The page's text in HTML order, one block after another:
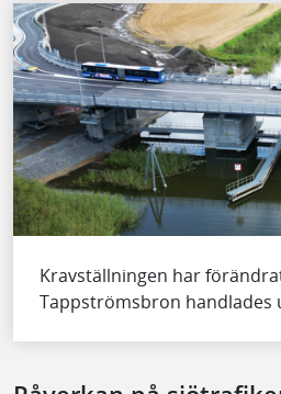
Kravställningen har
Tappströmsbron handlades